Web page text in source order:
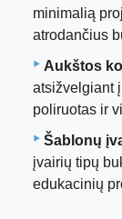
minimalią
atrodančius
Aukštos
atsižvelgiant
poliruotas ir
Šablonų
įvairių tipų
edukacinių